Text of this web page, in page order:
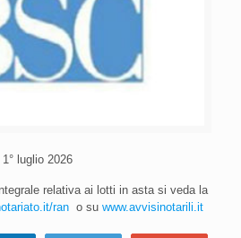
luglio 2026
relativa ai lotti in asta si veda la
rano su www.avvisinotarili.it